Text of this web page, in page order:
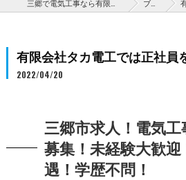
ブログ
有限会社タカ電工では正社員
2022/04/20
三郷市求人！電気工
募集！未経験大歓
遇！学歴不問！